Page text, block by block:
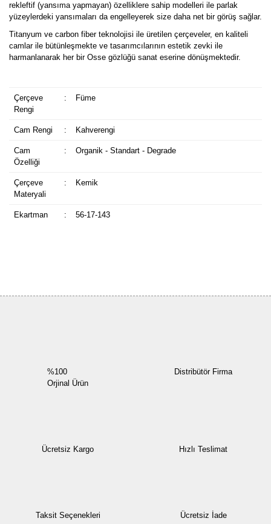
rekleftif (yansıma yapmayan) özelliklere sahip modelleri ile parlak
yüzeylerdeki yansımaları da engelleyerek size daha net bir görüş sağlar.
Titanyum ve carbon fiber teknolojisi ile üretilen çerçeveler, en kaliteli
camlar ile bütünleşmekte ve tasarımcılarının estetik zevki ile
harmanlanarak her bir Osse gözlüğü sanat eserine dönüşmektedir.
Çerçeve
Rengi
: Füme
Cam Rengi : Kahverengi
Cam
Özelliği
: Organik - Standart - Degrade
Çerçeve
Materyali
: Kemik
Ekartman : 56-17-143
%100
Orjinal Ürün
Distribütör Firma
Ücretsiz Kargo Hızlı Teslimat
Taksit Seçenekleri Ücretsiz İade